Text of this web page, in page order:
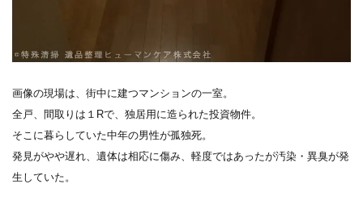
画像の現場は、街中に建つマンションの一室。
全戸、間取りは１Rで、独居用に造られた投資物件。
そこに暮らしていた中年の男性が孤独死。
発見がやや遅れ、遺体は相応に傷み、軽度ではあったが汚染・異臭が発
生していた。